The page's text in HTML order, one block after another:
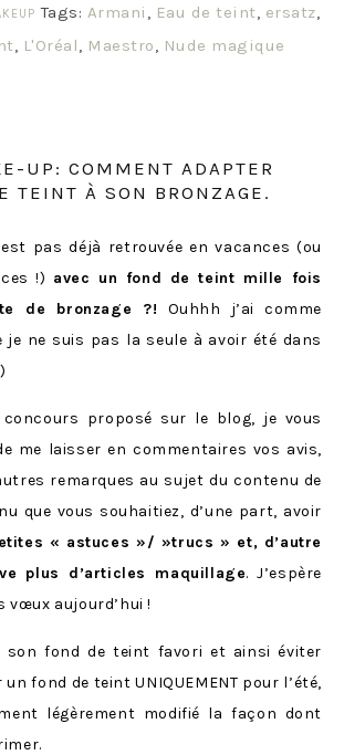
Tags: Armani , Eau de teint, ersatz,
, L'Oréal, Maestro, Nude magique
UP: COMMENT ADAPTER
TEINT À SON BRONZAGE.
pas déjà retrouvée en vacances (ou
!) avec un fond de teint mille fois
de bronzage ?! Ouhhh j’ai comme
je ne suis pas la seule à avoir été dans
proposé sur le blog, je vous
me laisser en commentaires vos avis,
remarques au sujet du contenu de
que vous souhaitiez, d’une part, avoir
« astuces »/ »trucs » et, d’autre
plus d’articles maquillage. J’espère
vœux aujourd’hui !
son fond de teint favori et ainsi éviter
fond de teint UNIQUEMENT pour l’été,
légèrement modifié la façon dont